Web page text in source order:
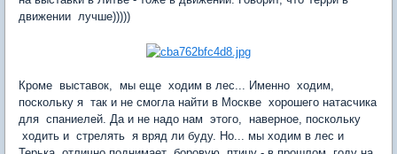
движении лучше)))))
Кроме выставок, мы еще ходим в лес... Именно ходим,
поскольку я так и не смогла найти в Москве хорошего натасчика
для спаниелей. Да и не надо нам этого, наверное, поскольку
ходить и стрелять я вряд ли буду. Но... мы ходим в лес и